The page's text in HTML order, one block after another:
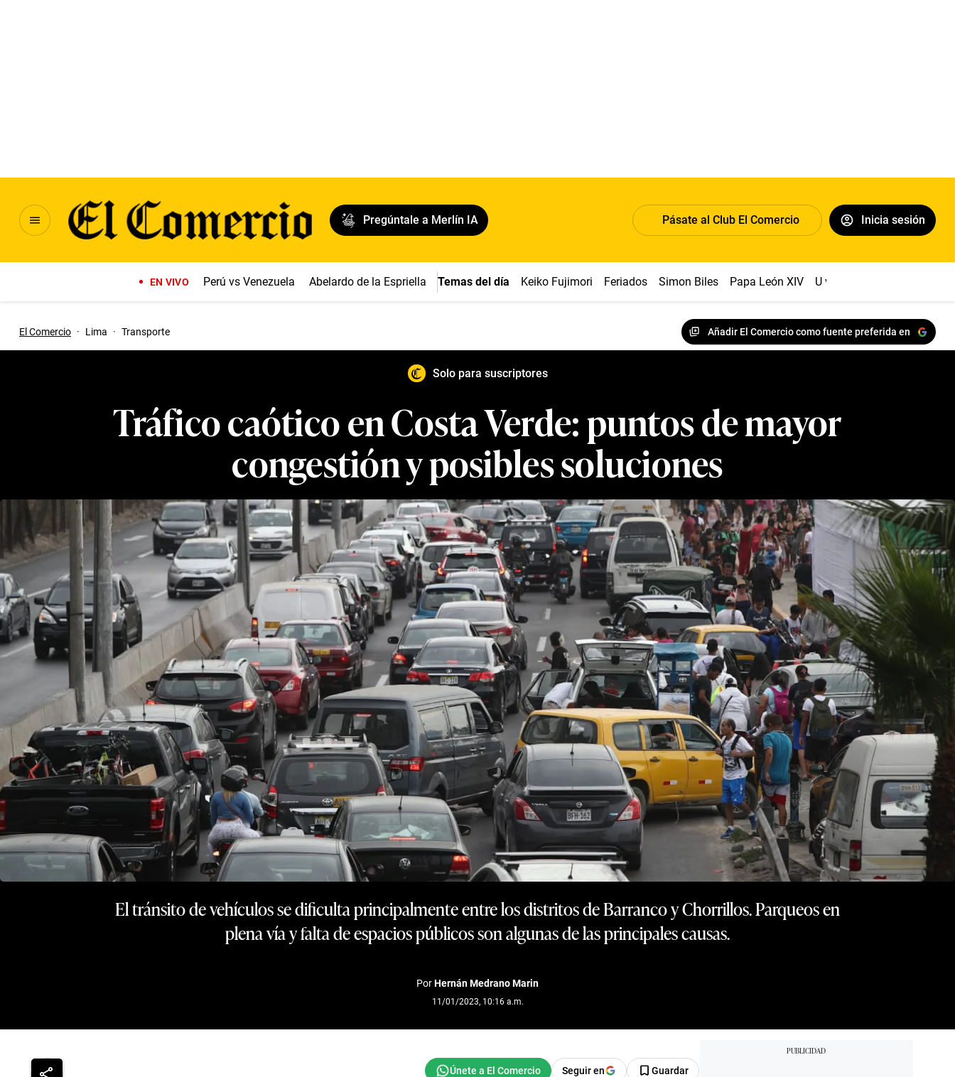
Pregúntale a Merlín IA Pásate al Club El Comercio Inicia sesión
EN VIVO Perú vs Venezuela Abelardo de la Espriella Temas del día Keiko Fujimori Feriados Simon Biles Papa León XIV U vs Cristal
El Comercio · Lima · Transporte Añadir El Comercio como fuente preferida en
Solo para suscriptores
Tráfico caótico en Costa Verde: puntos de mayor
congestión y posibles soluciones
El tránsito de vehículos se dificulta principalmente entre los distritos de Barranco y Chorrillos. Parqueos en
plena vía y falta de espacios públicos son algunas de las principales causas.
PorHernán Medrano Marin
11/01/2023, 10:16 a.m.
Seguir en Guardar